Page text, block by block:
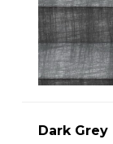
Dark Grey